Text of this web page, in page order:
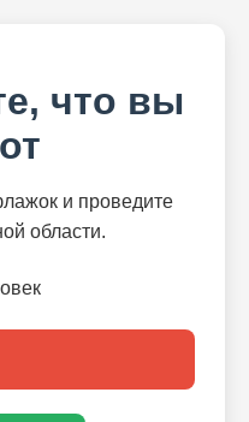
что вы
и проведите
области.